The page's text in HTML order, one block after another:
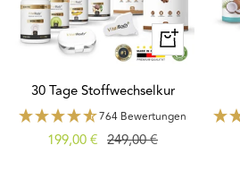
Schnellansicht
30 Tage Stoffwechselkur
764 Bewertungen
Angebotspreis
199,00 € Regulärer
249,00 €